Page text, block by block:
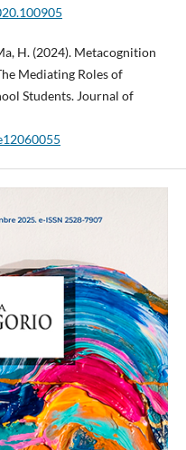
H. (2024). Metacognition
Mediating Roles of
Students. Journal of